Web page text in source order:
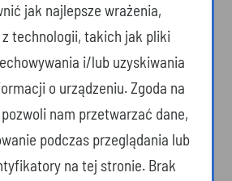
jak najlepsze wrażenia,
technologii, takich jak pliki
i/lub uzyskiwania
o urządzeniu. Zgoda na
nam przetwarzać dane,
podczas przeglądania lub
na tej stronie. Brak